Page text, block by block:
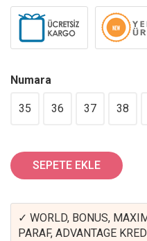
Numara
35 36 37 38
SEPETE EKLE
✓ WORLD, BONUS,
PARAF, ADVANTAGE